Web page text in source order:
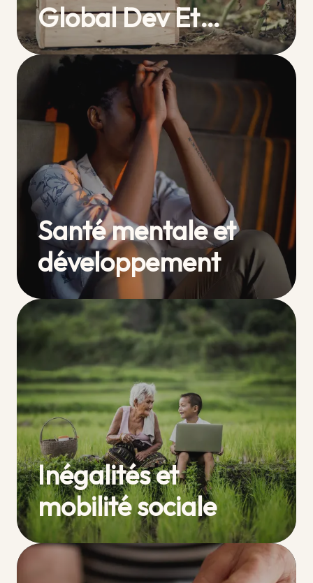
Global Dev Et…
Santé mentale et
développement
Inégalités et
mobilité sociale